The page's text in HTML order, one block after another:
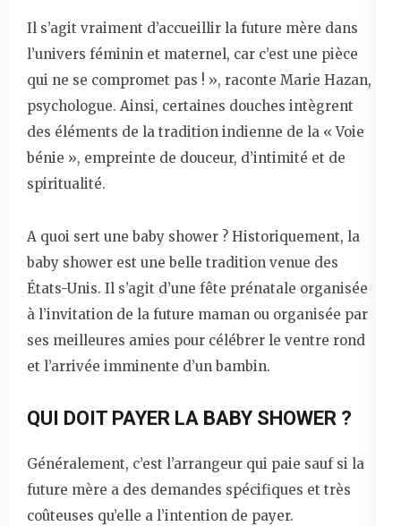
Il s’agit vraiment d’accueillir la future mère dans
l’univers féminin et maternel, car c’est une pièce
qui ne se compromet pas ! », raconte Marie Hazan,
psychologue. Ainsi, certaines douches intègrent
des éléments de la tradition indienne de la « Voie
bénie », empreinte de douceur, d’intimité et de
spiritualité.
A quoi sert une baby shower ? Historiquement, la
baby shower est une belle tradition venue des
États-Unis. Il s’agit d’une fête prénatale organisée
à l’invitation de la future maman ou organisée par
ses meilleures amies pour célébrer le ventre rond
et l’arrivée imminente d’un bambin.
QUI DOIT PAYER LA BABY SHOWER ?
Généralement, c’est l’arrangeur qui paie sauf si la
future mère a des demandes spécifiques et très
coûteuses qu’elle a l’intention de payer.